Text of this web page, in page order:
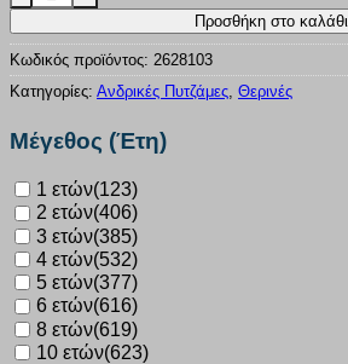
Προσθήκη στο καλάθι
Κωδικός προϊόντος: 2628103
Κατηγορίες: Ανδρικές Πυτζάμες Θερινές
Μέγεθος (Έτη)
1 ετών(123)
2 ετών(406)
3 ετών(385)
4 ετών(532)
5 ετών(377)
6 ετών(616)
8 ετών(619)
10 ετών(623)